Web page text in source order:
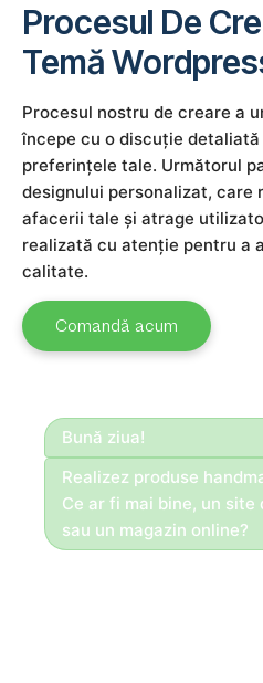
Procesul De
Temă
Procesul nostru de creare a
începe cu o discuție
preferințele tale. Următorul
designului personalizat,
afacerii tale și atrage
realizată cu atenție pentru a
calitate.
Comandă acum
Bună ziua!
Realizez produse
Ce ar fi mai bine, un site
sau un magazin online?